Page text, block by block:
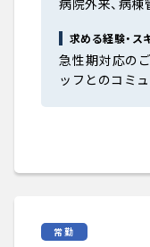
病院外来、病棟
求める経験・ス
急性期対応の
ッフとのコミ
常勤